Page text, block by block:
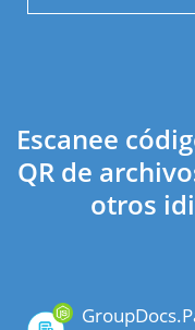
Escanee
QR de
otros